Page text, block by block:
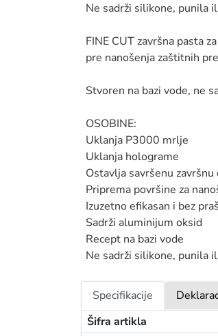
Ne sadrži silikone, punila
FINE CUT završna pasta
pre nanošenja zaštitnih
Stvoren na bazi vode, ne
OSOBINE:
Uklanja P3000 mrlje
Uklanja holograme
Ostavlja savršenu završnu
Priprema površine za
Izuzetno efikasan i bez
Sadrži aluminijum oksid
Recept na bazi vode
Ne sadrži silikone, punila
Specifikacije
Šifra artikla